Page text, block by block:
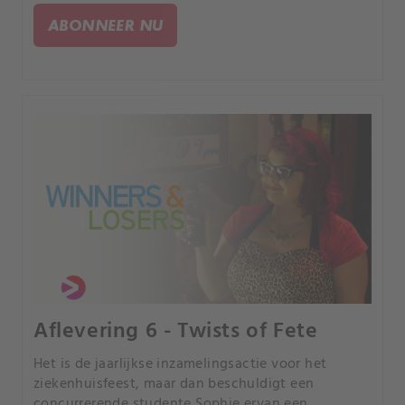
ABONNEER NU
Aflevering 6 - Twists of Fete
Het is de jaarlijkse inzamelingsactie voor het
ziekenhuisfeest, maar dan beschuldigt een